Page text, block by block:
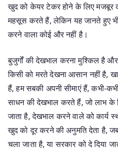
खुद को केयर टेकर होने के लिए मजबूर
महसूस करते हैं, लेकिन यह जानते हुए भी
करने वाला कोई और नहीं है।
बुजुर्गों की देखभाल करना मुश्किल है
किसी को मरते देखना आसान नहीं है,
हैं, हम सबकी अपनी सीमाएं हैं, कभी-
साधन की देखभाल करते हैं, जो लाभ के
जाता है, देखभाल करने वाले को कार्य
खुद को दूर करने की अनुमति देता है, जब
चला जाता है, या सरकार को दे दिया